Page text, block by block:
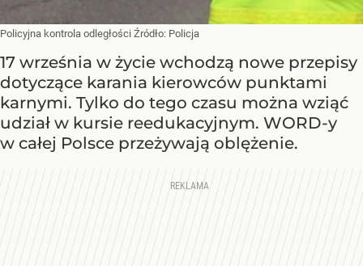
Policyjna kontrola odległości Źródło: Policja
17 września w życie wchodzą nowe przepisy
dotyczące karania kierowców punktami
karnymi. Tylko do tego czasu można wziąć
udział w kursie reedukacyjnym. WORD-y
w całej Polsce przeżywają oblężenie.